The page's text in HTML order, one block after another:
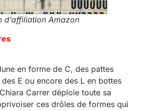
d’affiliation Amazon
en forme de C, des pattes
des E ou encore des L en bottes
Carrer déploie toute sa
ces drôles de formes qui